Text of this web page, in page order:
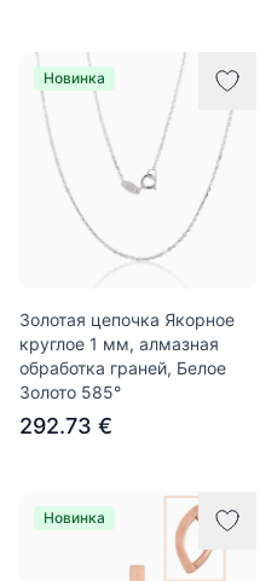
Новинка
Золотая цепочка Якорное
круглое 1 мм, алмазная
обработка граней, Белое
Золото 585°
292.73 €
Новинка